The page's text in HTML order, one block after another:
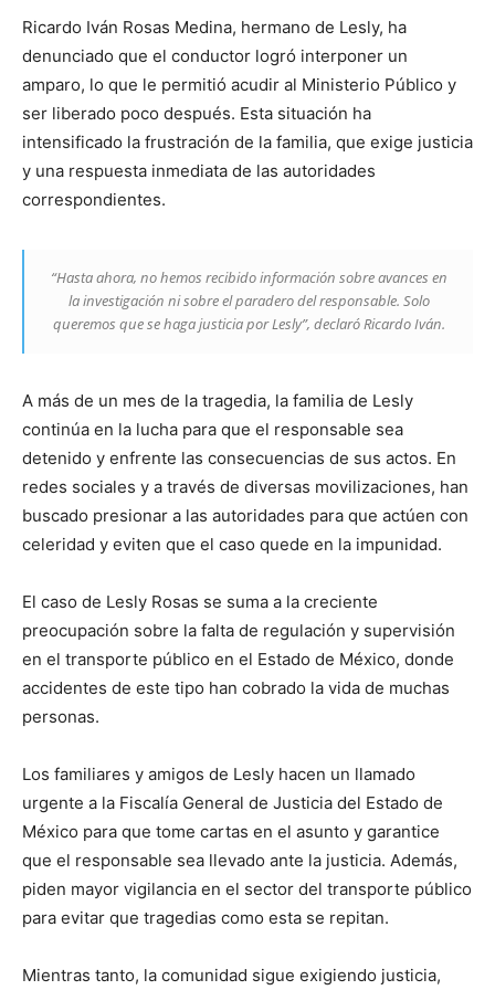
Ricardo Iván Rosas Medina, hermano de Lesly, ha
denunciado que el conductor logró interponer un
amparo, lo que le permitió acudir al Ministerio Público y
ser liberado poco después. Esta situación ha
intensificado la frustración de la familia, que exige justicia
y una respuesta inmediata de las autoridades
correspondientes.
“Hasta ahora, no hemos recibido información sobre avances en
la investigación ni sobre el paradero del responsable. Solo
queremos que se haga justicia por Lesly”, declaró Ricardo Iván.
A más de un mes de la tragedia, la familia de Lesly
continúa en la lucha para que el responsable sea
detenido y enfrente las consecuencias de sus actos. En
redes sociales y a través de diversas movilizaciones, han
buscado presionar a las autoridades para que actúen con
celeridad y eviten que el caso quede en la impunidad.
El caso de Lesly Rosas se suma a la creciente
preocupación sobre la falta de regulación y supervisión
en el transporte público en el Estado de México, donde
accidentes de este tipo han cobrado la vida de muchas
personas.
Los familiares y amigos de Lesly hacen un llamado
urgente a la Fiscalía General de Justicia del Estado de
México para que tome cartas en el asunto y garantice
que el responsable sea llevado ante la justicia. Además,
piden mayor vigilancia en el sector del transporte público
para evitar que tragedias como esta se repitan.
Mientras tanto, la comunidad sigue exigiendo justicia,